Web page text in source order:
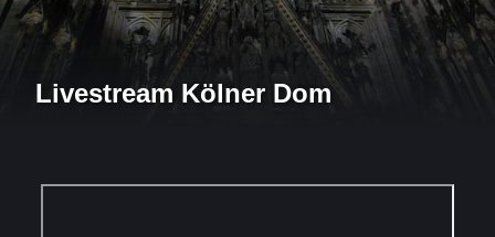
Livestream Kölner Dom